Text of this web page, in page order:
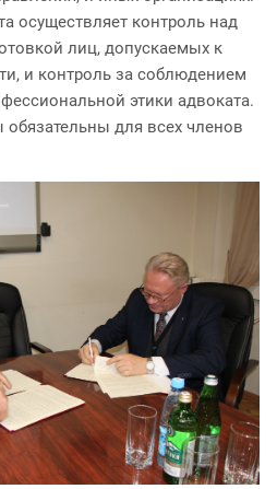
осуществляет контроль над
лиц, допускаемых к
и контроль за соблюдением
этики адвоката.
для всех членов